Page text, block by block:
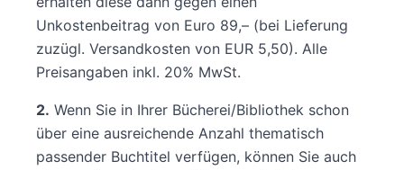
Unkostenbeitrag von Euro 89,– (bei Lieferung
zuzügl. Versandkosten von EUR 5,50). Alle
Preisangaben inkl. 20% MwSt.
2. Wenn Sie in Ihrer Bücherei/Bibliothek schon
über eine ausreichende Anzahl thematisch
passender Buchtitel verfügen, können Sie auch